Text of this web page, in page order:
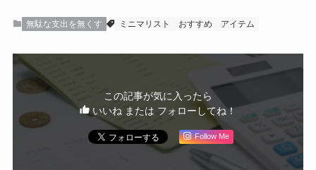
無駄な支出を無くす ミニマリスト おすすめ アイテム
この記事が気に入ったら
いいね または フォローしてね！
Follow Me